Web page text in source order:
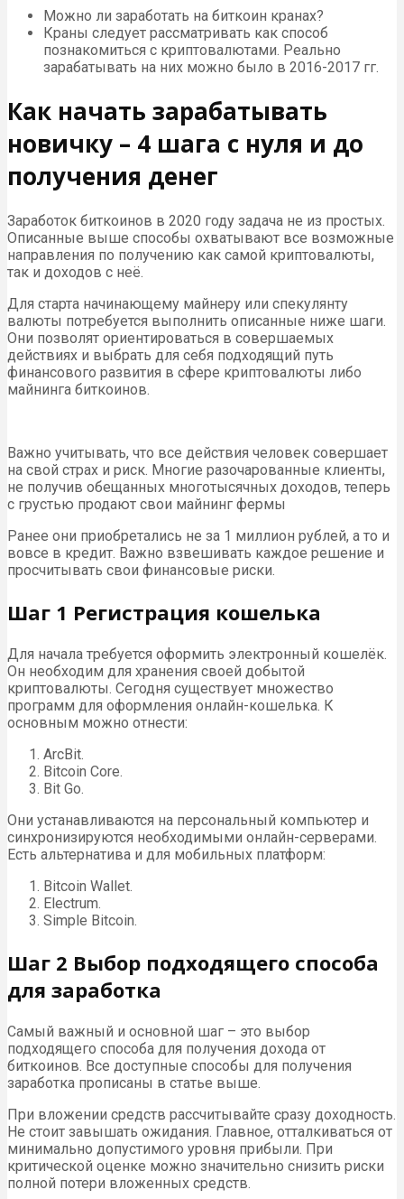
Можно ли заработать на биткоин кранах?
Краны следует рассматривать как способ
познакомиться с криптовалютами. Реально
зарабатывать на них можно было в 2016-2017 гг.
Как начать зарабатывать
новичку – 4 шага с нуля и до
получения денег
Заработок биткоинов в 2020 году задача не из простых.
Описанные выше способы охватывают все возможные
направления по получению как самой криптовалюты,
так и доходов с неё.
Для старта начинающему майнеру или спекулянту
валюты потребуется выполнить описанные ниже шаги.
Они позволят ориентироваться в совершаемых
действиях и выбрать для себя подходящий путь
финансового развития в сфере криптовалюты либо
майнинга биткоинов.
Важно учитывать, что все действия человек совершает
на свой страх и риск. Многие разочарованные клиенты,
не получив обещанных многотысячных доходов, теперь
с грустью продают свои майнинг фермы
Ранее они приобретались не за 1 миллион рублей, а то и
вовсе в кредит. Важно взвешивать каждое решение и
просчитывать свои финансовые риски.
Шаг 1 Регистрация кошелька
Для начала требуется оформить электронный кошелёк.
Он необходим для хранения своей добытой
криптовалюты. Сегодня существует множество
программ для оформления онлайн-кошелька. К
основным можно отнести:
ArcBit.
Bitcoin Core.
Bit Go.
Они устанавливаются на персональный компьютер и
синхронизируются необходимыми онлайн-серверами.
Есть альтернатива и для мобильных платформ:
Bitcoin Wallet.
Electrum.
Simple Bitcoin.
Шаг 2 Выбор подходящего способа
для заработка
Самый важный и основной шаг – это выбор
подходящего способа для получения дохода от
биткоинов. Все доступные способы для получения
заработка прописаны в статье выше.
При вложении средств рассчитывайте сразу доходность.
Не стоит завышать ожидания. Главное, отталкиваться от
минимально допустимого уровня прибыли. При
критической оценке можно значительно снизить риски
полной потери вложенных средств.